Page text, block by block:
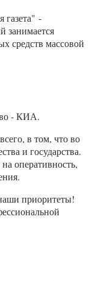
газета" -
занимается
средств массовой
- КИА.
в том, что во
и государства.
оперативность,
приоритеты!